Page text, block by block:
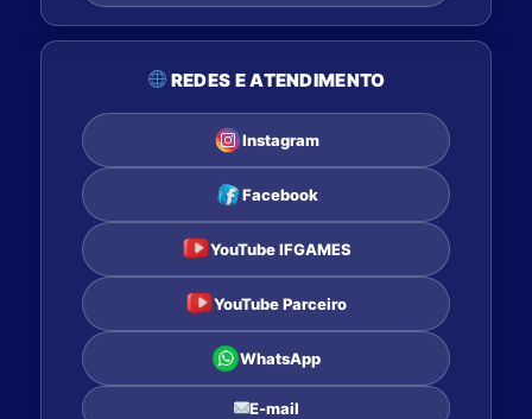
REDES E ATENDIMENTO
Instagram
Facebook
YouTube IFGAMES
YouTube Parceiro
WhatsApp
E-mail